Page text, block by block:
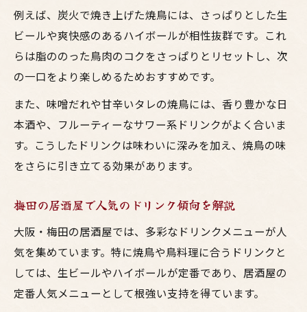
焼鳥にぴったりな流行ドリンクの選び方
梅田の居酒屋で味わえるお酒の新定番
SNSで注目の居酒屋ドリンクをチェック
大阪流鳥料理に合うお酒体験を深掘り
飲み放題を満喫するおすすめのお酒アレンジ術
居酒屋で楽しむ飲み放題とお酒アレンジ術
焼鳥と鳥料理に合う飲み放題お酒の選び方
ト
梅田居酒屋で人気の飲み放題お酒ランキン
グ
例えば、炭火で焼き上げた焼鳥には、さっぱりとした生
ビールや爽快感のあるハイボールが相性抜群です。これ
らは脂ののった鳥肉のコクをさっぱりとリセットし、次
の一口をより楽しめるためおすすめです。
また、味噌だれや甘辛いタレの焼鳥には、香り豊かな日
本酒や、フルーティーなサワー系ドリンクがよく合いま
す。こうしたドリンクは味わいに深みを加え、焼鳥の味
をさらに引き立てる効果があります。
梅田の居酒屋で人気のドリンク傾向を解説
大阪・梅田の居酒屋では、多彩なドリンクメニューが人
気を集めています。特に焼鳥や鳥料理に合うドリンクと
しては、生ビールやハイボールが定番であり、居酒屋の
定番人気メニューとして根強い支持を得ています。